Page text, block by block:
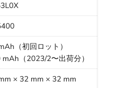
（初回ロット）
mAh（2023/2〜出荷分）
× 32 mm × 32 mm